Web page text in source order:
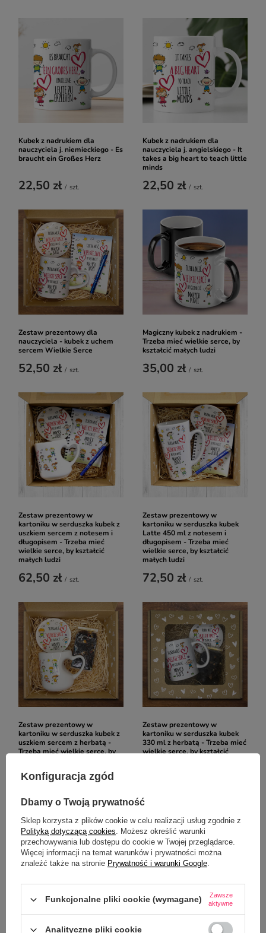
Kubek z nadrukiem dla
nauczyciela j. niemieckiego - Es
braucht ein Großes Herz
22,50 zł / szt.
Kubek z nadrukiem dla
nauczyciela j. angielskiego - It
takes a big heart to teach little
minds
22,50 zł / szt.
Zestaw prezentowy dla
nauczyciela - kubek z uchem
sercem Wielkie Serce
52,50 zł / szt.
Magiczny kubek z nadrukiem -
Trzeba mieć wielkie serce, by
kształcić małych ludzi
35,00 zł / szt.
Zestaw prezentowy w
kartoniku w serduszka kubek z
uszkiem sercem z notesem i
długopisem - Trzeba mieć
wielkie serce, by kształcić
małych ludzi
62,50 zł / szt.
Zestaw prezentowy w
kartoniku w serduszka kubek
Latte 450 ml z notesem i
długopisem - Trzeba mieć
wielkie serce, by kształcić
małych ludzi
72,50 zł / szt.
Zestaw prezentowy w
kartoniku w serduszka kubek z
uszkiem sercem z herbatą -
Trzeba mieć wielkie serce, by
57,50 zł / szt.
Zestaw prezentowy w
kartoniku w serduszka kubek
330 ml z herbatą - Trzeba mieć
wielkie serce, by kształcić
NASZ BESTSELLER
Zestaw prezentowy w
NASZ BESTSELLER
Notes A6 - Trzeba mieć wielkie
Konfiguracja zgód
Dbamy o Twoją prywatność
Sklep korzysta z plików cookie w celu realizacji usług zgodnie z
Polityką dotyczącą cookies. Możesz określić warunki
przechowywania lub dostępu do cookie w Twojej przeglądarce.
Więcej informacji na temat warunków i prywatności można
znaleźć także na stronie Prywatność i warunki Google.
Funkcjonalne pliki cookie (wymagane)
Zawsze
aktywne
Analityczne pliki cookie